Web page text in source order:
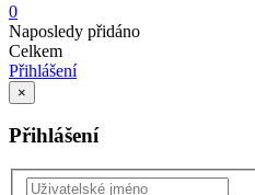
0
Naposledy přidáno
Celkem
Přihlášení
×
Přihlášení